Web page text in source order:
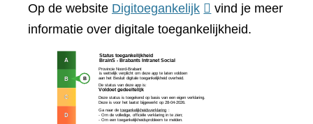
Op de website Digitoegankelijk(verwijst
naar
vind je meer
informatie over digitale toegankelijkheid.